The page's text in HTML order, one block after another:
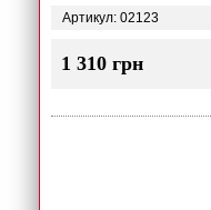
Артикул: 02123
1 310 грн